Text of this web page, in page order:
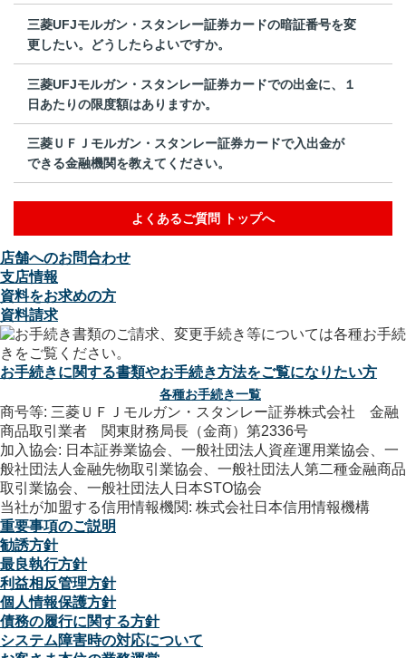
三菱UFJモルガン・スタンレー証券カードの暗証番号を変
更したい。どうしたらよいですか。
三菱UFJモルガン・スタンレー証券カードでの出金に、１
日あたりの限度額はありますか。
三菱ＵＦＪモルガン・スタンレー証券カードで入出金が
できる金融機関を教えてください。
よくあるご質問 トップへ
店舗へのお問合わせ
支店情報
資料をお求めの方
資料請求
お手続きに関する書類やお手続き方法をご覧になりたい方
各種お手続き一覧
商号等: 三菱ＵＦＪモルガン・スタンレー証券株式会社 金融
商品取引業者 関東財務局長（金商）第2336号
加入協会: 日本証券業協会、一般社団法人資産運用業協会、一
般社団法人金融先物取引業協会、一般社団法人第二種金融商品
取引業協会、一般社団法人日本STO協会
当社が加盟する信用情報機関: 株式会社日本信用情報機構
重要事項のご説明
勧誘方針
最良執行方針
利益相反管理方針
個人情報保護方針
債務の履行に関する方針
システム障害時の対応について